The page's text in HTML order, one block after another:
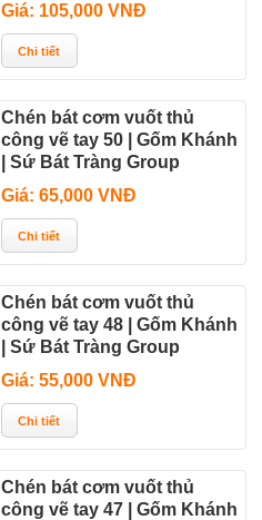
Giá: 105,000 VNĐ
Chén bát cơm vuốt thủ
công vẽ tay 50 | Gốm Khánh
| Sứ Bát Tràng Group
Giá: 65,000 VNĐ
Chén bát cơm vuốt thủ
công vẽ tay 48 | Gốm Khánh
| Sứ Bát Tràng Group
Giá: 55,000 VNĐ
Chén bát cơm vuốt thủ
công vẽ tay 47 | Gốm Khánh